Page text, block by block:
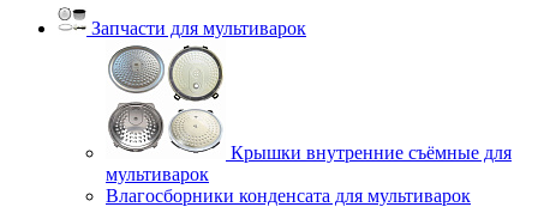
Запчасти для мультиварок
Крышки внутренние съёмные для
мультиварок
Влагосборники конденсата для мультиварок